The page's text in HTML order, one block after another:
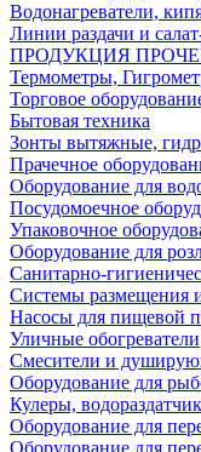
Водонагреватели,
Линии раздачи и
ПРОДУКЦИЯ
Термометры,
Торговое
Бытовая техника
Зонты вытяжные,
Прачечное
Оборудование для
Посудомоечное
Упаковочное
Оборудование для
Санитарно-
Системы размещения
Насосы для пищевой
Уличные обогреватели
Смесители и
Оборудование для
Кулеры,
Оборудование для
Оборудование для